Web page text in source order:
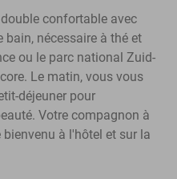
confortable avec
nécessaire à thé et
ou le parc national Zuid-
Le matin, vous vous
déjeuner pour
Votre compagnon à
à l'hôtel et sur la